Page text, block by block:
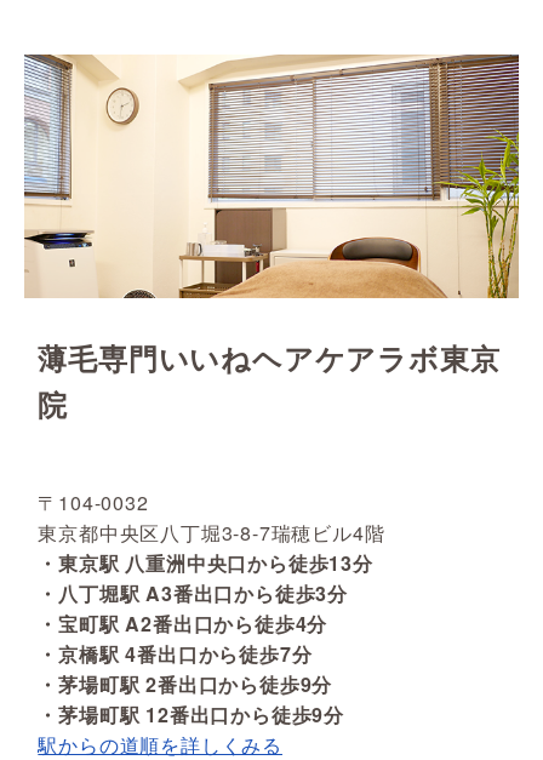
薄毛専門いいねヘアケアラボ東京
院
〒104-0032
東京都中央区八丁堀3-8-7瑞穂ビル4階
・東京駅 八重洲中央口から徒歩13分
・八丁堀駅 A3番出口から徒歩3分
・宝町駅 A2番出口から徒歩4分
・京橋駅 4番出口から徒歩7分
・茅場町駅 2番出口から徒歩9分
・茅場町駅 12番出口から徒歩9分
駅からの道順を詳しくみる